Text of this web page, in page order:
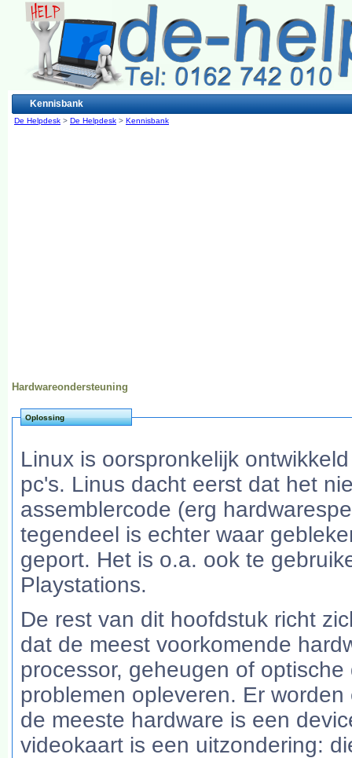
Kennisbank
De Helpdesk > De Helpdesk > Kennisbank
Hardwareondersteuning
Oplossing
Linux is oorspronkelijk
pc's. Linus dacht eerst dat het
assemblercode (erg
tegendeel is echter waar
geport. Het is o.a. ook te
Playstations.
De rest van dit hoofdstuk richt
dat de meest voorkomende
processor, geheugen of
problemen opleveren. Er
de meeste hardware is een
videokaart is een uitzondering: